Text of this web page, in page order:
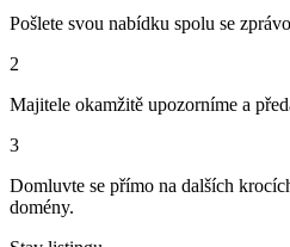
Pošlete svou nabídku spolu se
2
Majitele okamžitě upozorníme a
3
Domluvte se přímo na dalších
domény.